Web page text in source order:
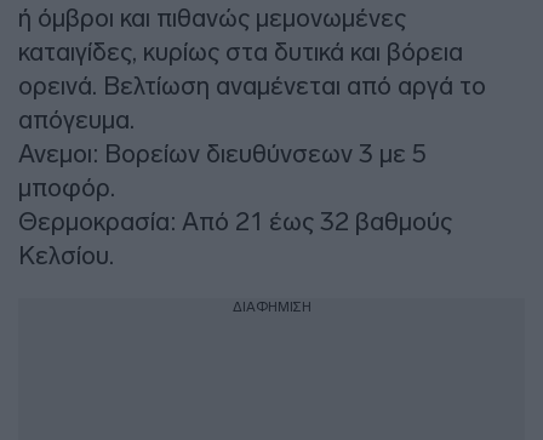
ή όμβροι και πιθανώς μεμονωμένες
καταιγίδες, κυρίως στα δυτικά και βόρεια
ορεινά. Βελτίωση αναμένεται από αργά το
απόγευμα.
Ανεμοι: Βορείων διευθύνσεων 3 με 5
μποφόρ.
Θερμοκρασία: Από 21 έως 32 βαθμούς
Κελσίου.
ΔΙΑΦΗΜΙΣΗ